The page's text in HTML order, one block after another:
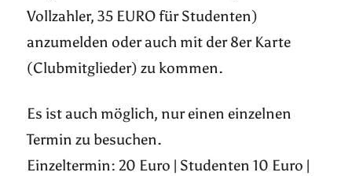
Vollzahler, 35 EURO für Studenten)
anzumelden oder auch mit der 8er Karte
(Clubmitglieder) zu kommen.
Es ist auch möglich, nur einen einzelnen
Termin zu besuchen.
Einzeltermin: 20 Euro | Studenten 10 Euro |